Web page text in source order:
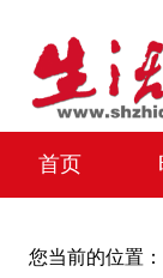
首页
您当前的位置：